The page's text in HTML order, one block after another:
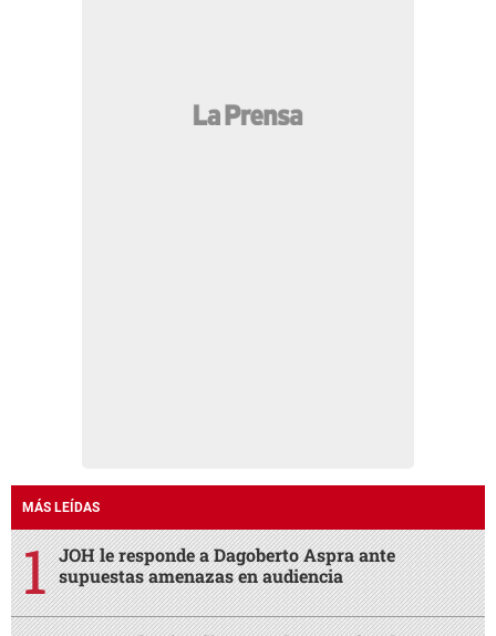
MÁS LEÍDAS
JOH le responde a Dagoberto Aspra ante
supuestas amenazas en audiencia